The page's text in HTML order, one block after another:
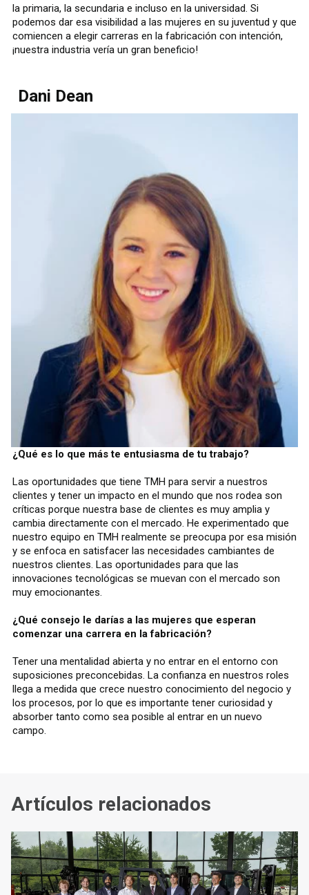
la primaria, la secundaria e incluso en la universidad. Si
podemos dar esa visibilidad a las mujeres en su juventud y que
comiencen a elegir carreras en la fabricación con intención,
¡nuestra industria vería un gran beneficio!
Dani Dean
¿Qué es lo que más te entusiasma de tu trabajo?
Las oportunidades que tiene TMH para servir a nuestros
clientes y tener un impacto en el mundo que nos rodea son
críticas porque nuestra base de clientes es muy amplia y
cambia directamente con el mercado. He experimentado que
nuestro equipo en TMH realmente se preocupa por esa misión
y se enfoca en satisfacer las necesidades cambiantes de
nuestros clientes. Las oportunidades para que las
innovaciones tecnológicas se muevan con el mercado son
muy emocionantes.
¿Qué consejo le darías a las mujeres que esperan
comenzar una carrera en la fabricación?
Tener una mentalidad abierta y no entrar en el entorno con
suposiciones preconcebidas. La confianza en nuestros roles
llega a medida que crece nuestro conocimiento del negocio y
los procesos, por lo que es importante tener curiosidad y
absorber tanto como sea posible al entrar en un nuevo
campo.
Artículos relacionados